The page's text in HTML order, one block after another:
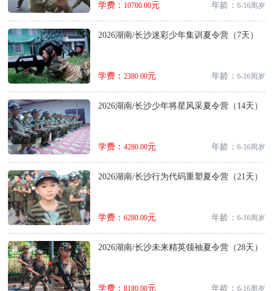
学费： 10700.00元 年龄： 6-16周岁
2026湖南/长沙迷彩少年集训夏令营（7天）
学费： 2380.00元 年龄： 6-16周岁
2026湖南/长沙少年将星风采夏令营（14天）
学费： 4280.00元 年龄： 6-16周岁
2026湖南/长沙行为代码重塑夏令营（21天）
学费： 6280.00元 年龄： 6-16周岁
2026湖南/长沙未来精英领袖夏令营（28天）
学费： 8180.00元 年龄： 6-16周岁